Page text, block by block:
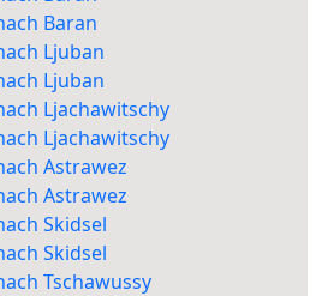
Baran
Ljuban
Ljuban
Ljachawitschy
Ljachawitschy
Astrawez
Astrawez
Skidsel
Skidsel
Tschawussy